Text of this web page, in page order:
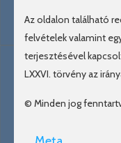
Az oldalon található
felvételek valamint
terjesztésével
LXXVI. törvény az
© Minden jog